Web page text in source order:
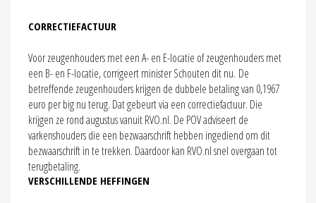
CORRECTIEFACTUUR
Voor zeugenhouders met een A- en E-locatie of zeugenhouders met
een B- en F-locatie, corrigeert minister Schouten dit nu. De
betreffende zeugenhouders krijgen de dubbele betaling van 0,1967
euro per big nu terug. Dat gebeurt via een correctiefactuur. Die
krijgen ze rond augustus vanuit RVO.nl. De POV adviseert de
varkenshouders die een bezwaarschrift hebben ingediend om dit
bezwaarschrift in te trekken. Daardoor kan RVO.nl snel overgaan tot
terugbetaling.
VERSCHILLENDE HEFFINGEN